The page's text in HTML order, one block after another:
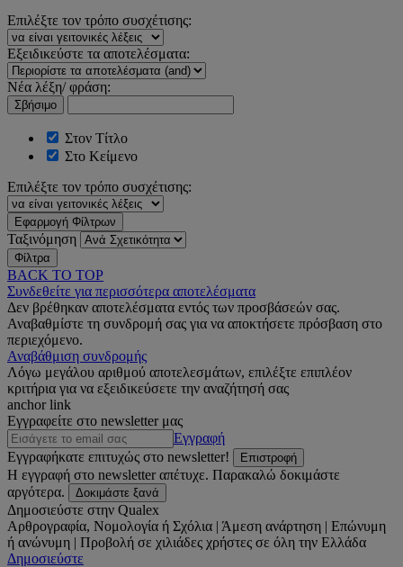
Επιλέξτε τον τρόπο συσχέτισης:
Εξειδικεύστε τα αποτελέσματα:
Νέα λέξη/ φράση:
Σβήσιμο
Στον Τίτλο
Στο Κείμενο
Επιλέξτε τον τρόπο συσχέτισης:
Εφαρμογή Φίλτρων
Ταξινόμηση
Φίλτρα
BACK TO TOP
Συνδεθείτε για περισσότερα αποτελέσματα
Δεν βρέθηκαν αποτελέσματα εντός των προσβάσεών σας.
Αναβαθμίστε τη συνδρομή σας για να αποκτήσετε πρόσβαση στο
περιεχόμενο.
Αναβάθμιση συνδρομής
Λόγω μεγάλου αριθμού αποτελεσμάτων, επιλέξτε επιπλέον
κριτήρια για να εξειδικεύσετε την αναζήτησή σας
anchor link
Εγγραφείτε στο newsletter μας
Εγγραφή
Εγγραφήκατε επιτυχώς στο newsletter!
Επιστροφή
Η εγγραφή στο newsletter απέτυχε. Παρακαλώ δοκιμάστε
αργότερα.
Δοκιμάστε ξανά
Δημοσιεύστε στην Qualex
Αρθρογραφία, Νομολογία ή Σχόλια | Άμεση ανάρτηση | Επώνυμη
ή ανώνυμη | Προβολή σε χιλιάδες χρήστες σε όλη την Ελλάδα
Δημοσιεύστε